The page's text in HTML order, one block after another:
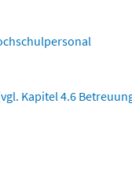
Kapitel 4.6